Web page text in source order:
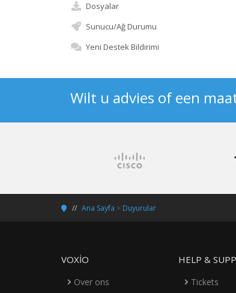
Dosyalar
Sunucu/Ağ Durumu
Yeni Destek Bildirimi
Wilt u advies of een
Ana Sayfa > Duyurular
VOXIO
Over ons
HELP &
Tickets